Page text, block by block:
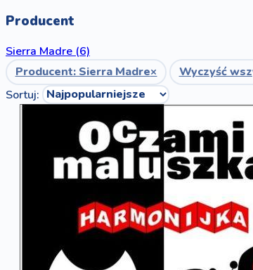
Producent
Sierra Madre (6)
Producent: Sierra Madre×
Wyczyść
Sortuj: